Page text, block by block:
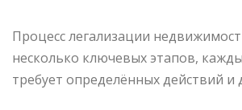
Процесс легализации
несколько ключевых этапов,
требует определённых действий и